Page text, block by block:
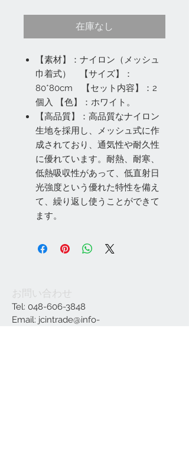
在庫なし
【素材】：ナイロン（メッシュ
巾着式） 【サイズ】：
80*80cm 【セット内容】：2
個入 【色】：ホワイト。
【高品質】：高品質なナイロン
生地を採用し、メッシュ式に作
成されており、通気性や耐久性
に優れています。耐熱、耐寒、
低熱吸収性があって、低直射日
光強度という優れた特性を備え
て、繰り返し使うことができて
ます。
お問い合わせ
Tel: 048-606-3848
Email: jcintrade@info-